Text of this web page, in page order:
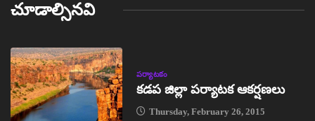
చూడాల్సినవి
పర్యాటకం
కడప జిల్లా పర్యాటక ఆకర్షణలు
Thursday, February 26, 2015